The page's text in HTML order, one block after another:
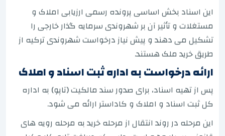
این اسناد بخش اساسی پرونده رسمی ارزیابی املاک و
مستغلات و تأثیر آن بر شهروندی سرمایه گذار خارجی را
تشکیل می دهند و پیش نیاز درخواست شهروندی ترکیه از
طریق خرید ملک هستند.
ارائه درخواست به اداره ثبت اسناد و املاک
پس از تهیه اسناد، برای صدور سند مالکیت (تاپو) به اداره
کل ثبت اسناد و املاک و کاداستر ارائه می شود.
این مرحله در روند انتقال از مرحله خرید به مرحله رویه های